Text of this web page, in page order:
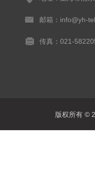
邮箱：info@yh-
传真：021-
版权所有 ©